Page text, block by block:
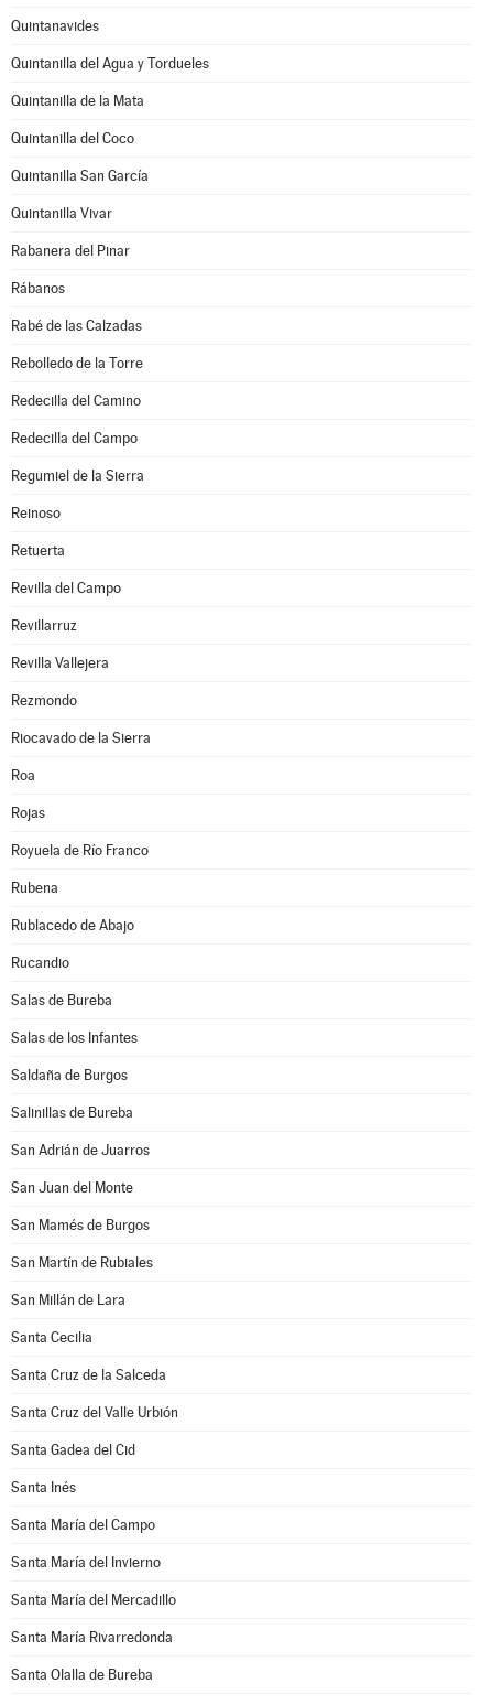
Quintanavides
Quintanilla del Agua y Tordueles
Quintanilla de la Mata
Quintanilla del Coco
Quintanilla San García
Quintanilla Vivar
Rabanera del Pinar
Rábanos
Rabé de las Calzadas
Rebolledo de la Torre
Redecilla del Camino
Redecilla del Campo
Regumiel de la Sierra
Reinoso
Retuerta
Revilla del Campo
Revillarruz
Revilla Vallejera
Rezmondo
Riocavado de la Sierra
Roa
Rojas
Royuela de Río Franco
Rubena
Rublacedo de Abajo
Rucandio
Salas de Bureba
Salas de los Infantes
Saldaña de Burgos
Salinillas de Bureba
San Adrián de Juarros
San Juan del Monte
San Mamés de Burgos
San Martín de Rubiales
San Millán de Lara
Santa Cecilia
Santa Cruz de la Salceda
Santa Cruz del Valle Urbión
Santa Gadea del Cid
Santa Inés
Santa María del Campo
Santa María del Invierno
Santa María del Mercadillo
Santa María Rivarredonda
Santa Olalla de Bureba